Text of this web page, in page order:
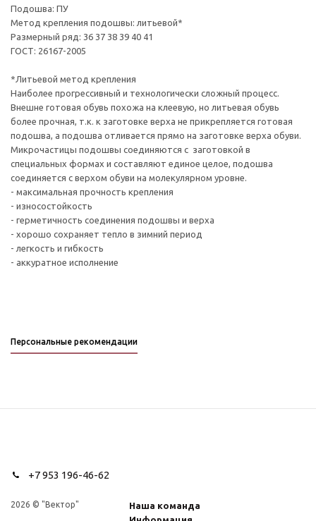
Подошва: ПУ
Метод крепления подошвы: литьевой*
Размерный ряд: 36 37 38 39 40 41
ГОСТ: 26167-2005
*Литьевой метод крепления
Наиболее прогрессивный и технологически сложный процесс.
Внешне готовая обувь похожа на клеевую, но литьевая обувь
более прочная, т.к. к заготовке верха не прикрепляется готовая
подошва, а подошва отливается прямо на заготовке верха обуви.
Микрочастицы подошвы соединяются с заготовкой в
специальных формах и составляют единое целое, подошва
соединяется с верхом обуви на молекулярном уровне.
- максимальная прочность крепления
- износостойкость
- герметичность соединения подошвы и верха
- хорошо сохраняет тепло в зимний период
- легкость и гибкость
- аккуратное исполнение
Персональные рекомендации
+7 953 196-46-62
2026 © "Вектор"
Наша команда